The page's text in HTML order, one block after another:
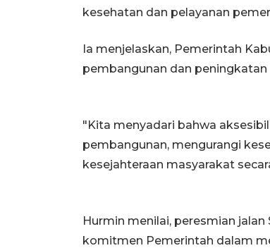
kesehatan dan pelayanan
Ia menjelaskan, Pemerintah
pembangunan dan
"Kita menyadari bahwa
pembangunan, mengurangi
kesejahteraan masyarakat
Hurmin menilai, peresmian
komitmen Pemerintah dalam